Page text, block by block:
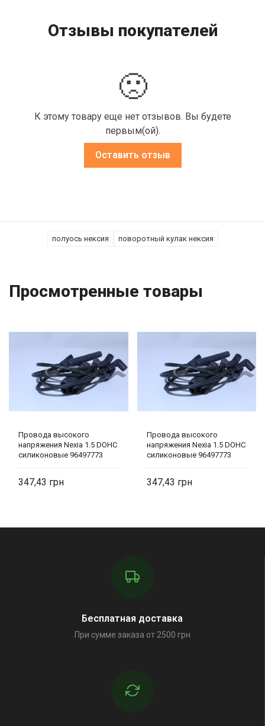
Отзывы покупателей
🙁
К этому товару еще нет отзывов. Вы будете
первым(ой).
Оставить отзыв
полуось нексия поворотный кулак нексия
Просмотренные товары
Провода высокого
напряжения Nexia 1.5 DOHC
силиконовые 96497773
347,43
Провода высокого
напряжения Nexia 1.5 DOHC
силиконовые 96497773
347,43
Бесплатная доставка
При сумме заказа от 2500 грн